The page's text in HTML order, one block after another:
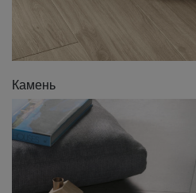
Камень